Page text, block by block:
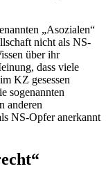
„Asozialen“
nicht als NS-
über ihr
dass viele
KZ gesessen
sogenannten
anderen
NS-Opfer anerkannt